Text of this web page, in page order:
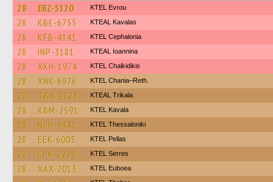
28 EBZ-5120 KTEL Evrou
28 KBE-6755 KTEAL Kavalas
28 KEB-4141 KTEL Cephalonia
28 INP-3181 KTEAL Ioannina
28 XKH-1974 ΚΤΕL Chalkidikis
28 XNK-6976 KTEL Chania–Reth.
28 TKN-9828 KTEAL Trikala
28 KBM-2591 KTEL Kavala
28 NEH-9341 KTEL Thessaloniki
28 EEK-6005 KTEL Pellas
28 EPK-2220 KTEL Serres
28 XAX-2013 ΚΤΕL Euboea